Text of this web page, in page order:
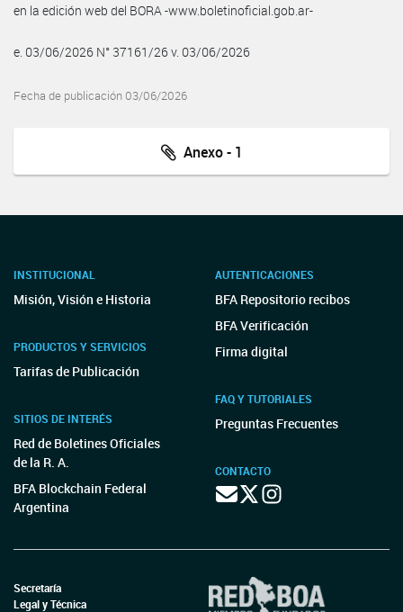
en la edición web del BORA -www.boletinoficial.gob.ar-
e. 03/06/2026 N° 37161/26 v. 03/06/2026
Fecha de publicación 03/06/2026
Anexo - 1
INSTITUCIONAL
Misión, Visión e Historia
PRODUCTOS Y SERVICIOS
Tarifas de Publicación
SITIOS DE INTERÉS
Red de Boletines Oficiales
de la R. A.
BFA Blockchain Federal
Argentina
AUTENTICACIONES
BFA Repositorio recibos
BFA Verificación
Firma digital
FAQ Y TUTORIALES
Preguntas Frecuentes
CONTACTO
Secretaría
Legal y Técnica